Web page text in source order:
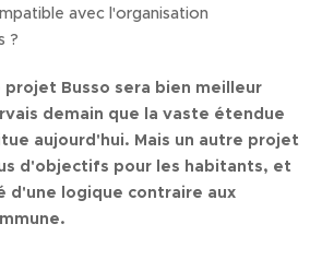
avec l'organisation
?
Busso sera bien meilleur
demain que la vaste étendue
aujourd'hui. Mais un autre projet
d'objectifs pour les habitants, et
d'une logique contraire aux